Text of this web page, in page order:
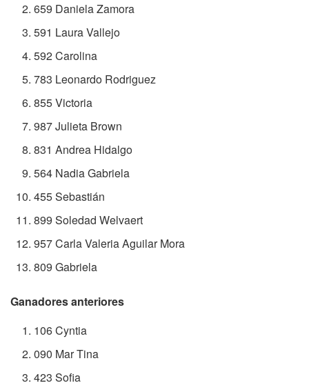
659 Daniela Zamora
591 Laura Vallejo
592 Carolina
783 Leonardo Rodriguez
855 Victoria
987 Julieta Brown
831 Andrea Hidalgo
564 Nadia Gabriela
455 Sebastián
899 Soledad Welvaert
957 Carla Valeria Aguilar Mora
809 Gabriela
Ganadores anteriores
106 Cyntia
090 Mar Tina
423 Sofia